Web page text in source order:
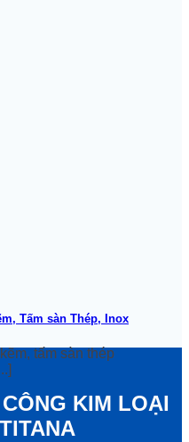
Tấm sàn Thép, Inox
tấm sàn thép
KIM LOẠI